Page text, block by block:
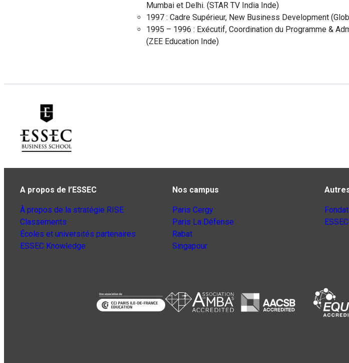
Mumbai et Delhi. (STAR TV India Inde)
1997 : Cadre Supérieur, New Business Development (
1995 – 1996 : Exécutif, Coordination du Programme &
(ZEE Education Inde)
A propos de l’ESSEC
À propos de la stratégie RISE
Classements
Écoles et universités partenaires
ESSEC Knowledge
Nos campus
Paris Cergy
Paris La Défense
Rabat
Singapour